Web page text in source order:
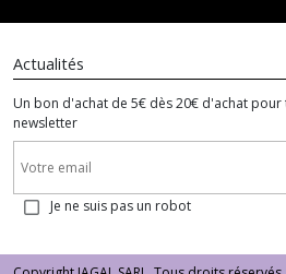
Actualités
Un bon d'achat de 5€ dès 20€ d'achat
newsletter
Je ne suis pas un robot